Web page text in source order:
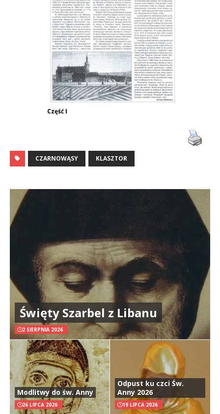
Część I
CZARNOWĄSY KLASZTOR
Święty Szarbel z Libanu
2 SIERPNIA 2026
Modlitwy do św. Anny
26 LIPCA 2026
Odpust ku czci Św.
Anny 2026
19 LIPCA 2026